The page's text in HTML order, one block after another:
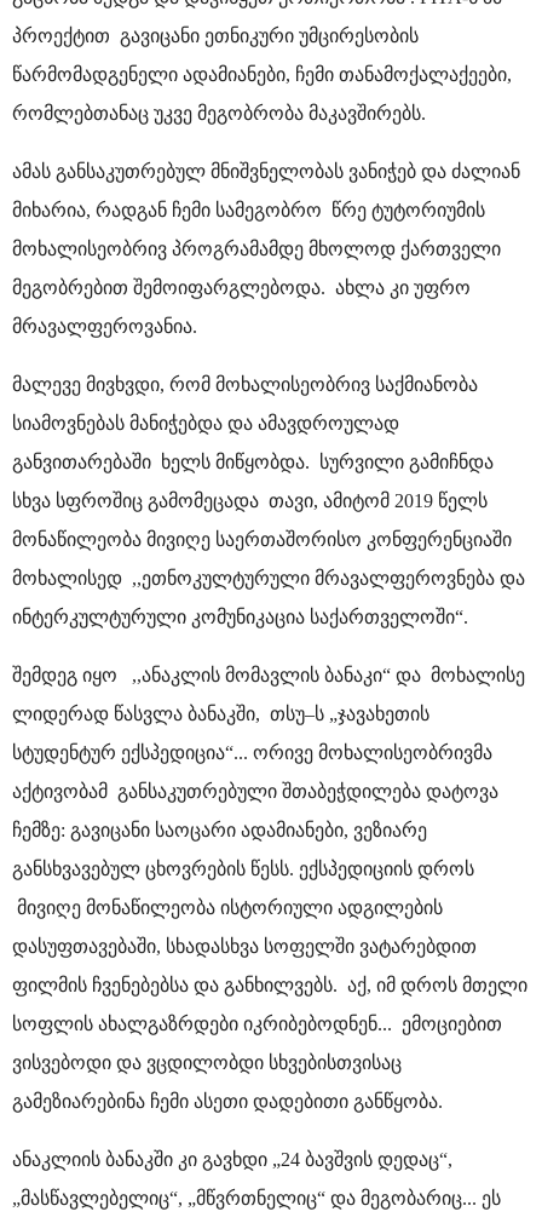
პროექტით გავიცანი ეთნიკური უმცირესობის
წარმომადგენელი ადამიანები, ჩემი თანამოქალაქეები,
რომლებთანაც უკვე მეგობრობა მაკავშირებს.
ამას განსაკუთრებულ მნიშვნელობას ვანიჭებ და ძალიან
მიხარია, რადგან ჩემი სამეგობრო წრე ტუტორიუმის
მოხალისეობრივ პროგრამამდე მხოლოდ ქართველი
მეგობრებით შემოიფარგლებოდა. ახლა კი უფრო
მრავალფეროვანია.
მალევე მივხვდი, რომ მოხალისეობრივ საქმიანობა
სიამოვნებას მანიჭებდა და ამავდროულად
განვითარებაში ხელს მიწყობდა. სურვილი გამიჩნდა
სხვა სფროშიც გამომეცადა თავი, ამიტომ 2019 წელს
მონაწილეობა მივიღე საერთაშორისო კონფერენციაში
მოხალისედ ,,ეთნოკულტურული მრავალფეროვნება და
ინტერკულტურული კომუნიკაცია საქართველოში“.
შემდეგ იყო ,,ანაკლის მომავლის ბანაკი“ და მოხალისე
ლიდერად წასვლა ბანაკში, თსუ–ს „ჯავახეთის
სტუდენტურ ექსპედიცია“... ორივე მოხალისეობრივმა
აქტივობამ განსაკუთრებული შთაბეჭდილება დატოვა
ჩემზე: გავიცანი საოცარი ადამიანები, ვეზიარე
განსხვავებულ ცხოვრების წესს. ექსპედიციის დროს
მივიღე მონაწილეობა ისტორიული ადგილების
დასუფთავებაში, სხადასხვა სოფელში ვატარებდით
ფილმის ჩვენებებსა და განხილვებს. აქ, იმ დროს მთელი
სოფლის ახალგაზრდები იკრიბებოდნენ... ემოციებით
ვისვებოდი და ვცდილობდი სხვებისთვისაც
გამეზიარებინა ჩემი ასეთი დადებითი განწყობა.
ანაკლიის ბანაკში კი გავხდი „24 ბავშვის დედაც“,
„მასწავლებელიც“, „მწვრთნელიც“ და მეგობარიც... ეს